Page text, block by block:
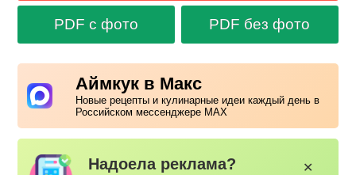
PDF с фото PDF без фото
Аймкук в Макс
Новые рецепты и кулинарные идеи каждый день в
Российском мессенджере MAX
Надоела реклама? ✕